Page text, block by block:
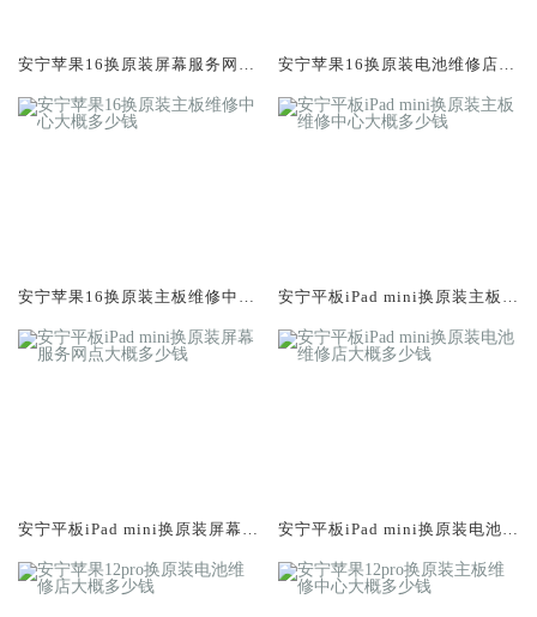
安宁苹果16换原装屏幕服务网点
安宁苹果16换原装电池维修店大
安宁苹果16换原装主板维修中心
安宁平板iPad mini换原装主板维
安宁平板iPad mini换原装屏幕服
安宁平板iPad mini换原装电池维